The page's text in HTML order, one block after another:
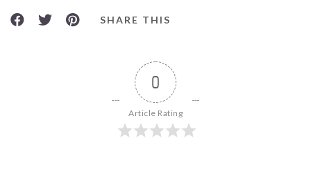
SHARE THIS
0
Article Rating